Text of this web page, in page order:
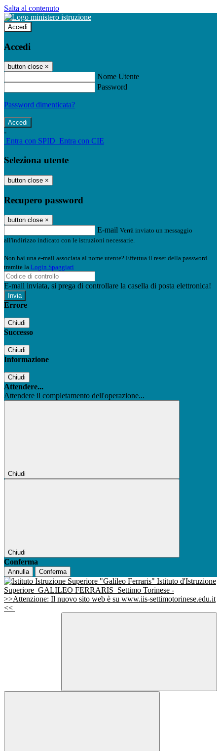
Salta al contenuto
Accedi
Accedi
button close ×
Nome Utente
Password
Password dimenticata?
-
Entra con SPID Entra con CIE
Seleziona utente
button close ×
Recupero password
button close ×
E-mail Verrà inviato un messaggio
all'indirizzo indicato con le istruzioni necessarie.
Non hai una e-mail associata al nome utente? Effettua il reset della password
tramite la Login Spaggiari
E-mail inviata, si prega di controllare la casella di posta elettronica!
Errore
Chiudi
Successo
Chiudi
Informazione
Chiudi
Attendere...
Attendere il completamento dell'operazione...
Chiudi
Chiudi
Conferma
Annulla Conferma
Istituto d'Istruzione
Superiore GALILEO FERRARIS Settimo Torinese -
>>Attenzione: Il nuovo sito web è su www.iis-settimotorinese.edu.it
<<